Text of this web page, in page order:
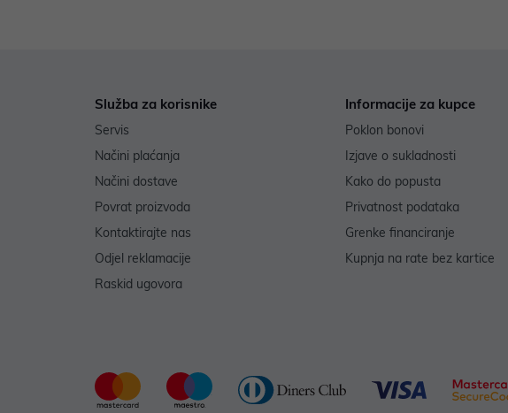
Služba za korisnike
Servis
Načini plaćanja
Načini dostave
Povrat proizvoda
Kontaktirajte nas
Odjel reklamacije
Raskid ugovora
Informacije za kupce
Poklon bonovi
Izjave o sukladnosti
Kako do popusta
Privatnost podataka
Grenke financiranje
Kupnja na rate bez kartice